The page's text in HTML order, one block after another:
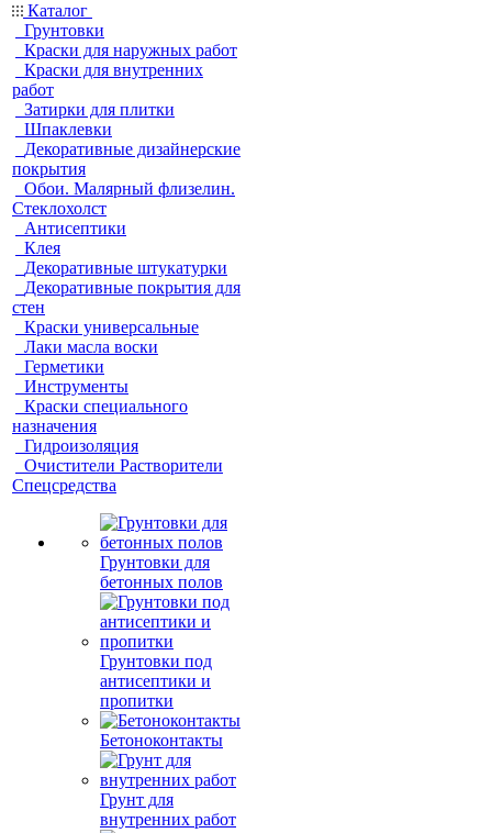
Каталог
Грунтовки
Краски для наружных работ
Краски для внутренних
работ
Затирки для плитки
Шпаклевки
Декоративные дизайнерские
покрытия
Обои. Малярный флизелин.
Стеклохолст
Антисептики
Клея
Декоративные штукатурки
Декоративные покрытия для
стен
Краски универсальные
Лаки масла воски
Герметики
Инструменты
Краски специального
назначения
Гидроизоляция
Очистители Растворители
Спецсредства
Грунтовки для
бетонных полов
Грунтовки под
антисептики и
пропитки
Бетоноконтакты
Грунт для
внутренних работ